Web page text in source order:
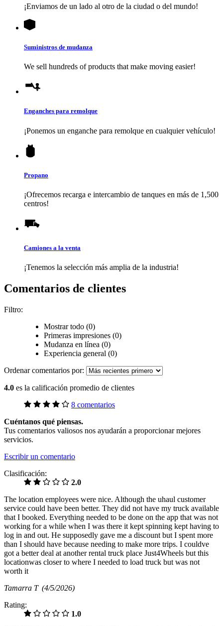
¡Enviamos de un lado al otro de la ciudad o del mundo!
Suministros de mudanza
We sell hundreds of products that make moving easier!
Enganches para remolque
¡Ponemos un enganche para remolque en cualquier vehículo!
Propano
¡Ofrecemos recarga e intercambio de tanques en más de 1,500
centros!
Camiones a la venta
¡Tenemos la selección más amplia de la industria!
Comentarios de clientes
Filtro:
Mostrar todo (0)
Primeras impresiones (0)
Mudanza en línea (0)
Experiencia general (0)
Ordenar comentarios por:
4.0 es la calificación promedio de clientes
8 comentarios
Cuéntanos qué piensas.
Tus comentarios valiosos nos ayudarán a proporcionar mejores
servicios.
Escribir un comentario
Clasificación:
2.0
The location employees were nice. Although the uhaul customer
service could have been better. They did not have my truck available
that I booked. Everything needed to be done on the app that was not
working for a while when I was there it kept spinning kept having to
log in and out. He supposedly gave me a discount but I spent more
than I should have because needing to make more trips. I couldve
got a better deal at another rental truck place Just4Wheels but this
locationwas closer to where I needed to load truck but was not
worth it
Tamarra T (4/5/2026)
Rating:
1.0